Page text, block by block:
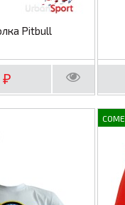
Pitbull
₽
COME